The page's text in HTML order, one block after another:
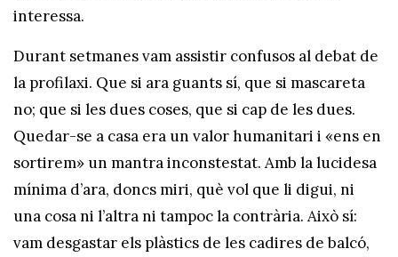
interessa.
Durant setmanes vam assistir confusos al debat de
la profilaxi. Que si ara guants sí, que si mascareta
no; que si les dues coses, que si cap de les dues.
Quedar-se a casa era un valor humanitari i «ens en
sortirem» un mantra inconstestat. Amb la lucidesa
mínima d’ara, doncs miri, què vol que li digui, ni
una cosa ni l’altra ni tampoc la contrària. Això sí:
vam desgastar els plàstics de les cadires de balcó,